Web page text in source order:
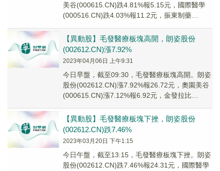
美谷(000615.CN)跌4.81%報5.15元，國際醫學
(000516.CN)跌4.03%報11.2元，振東制藥
【異動股】毛發醫療板塊高開，朗姿股份
(002612.CN)漲7.92%
2023年04月06日 上午9:31
今日早盤，截至09:30，毛發醫療板塊高開。朗姿
股份(002612.CN)漲7.92%報26.72元，奧園美谷
(000615.CN)漲7.12%報6.92元，金發拉比
【異動股】毛發醫療板塊下挫，朗姿股份
(002612.CN)跌7.46%
2023年03月20日 下午1:15
今日午盤，截至13:15，毛發醫療板塊下挫。朗姿
股份(002612.CN)跌7.46%報24.31元，國際醫學